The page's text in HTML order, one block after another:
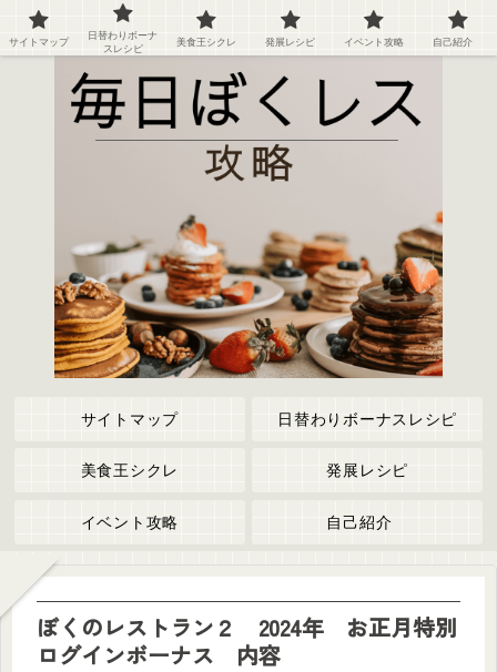
ぼくのレストラン２の攻略情報や記録など
サイトマップ 日替わりボーナスレシピ
美食王シクレ 発展レシピ
イベント攻略 自己紹介
ぼくのレストラン２ 2024年 お正月特別
ログインボーナス 内容
サイトマップ
日替わりボーナ
スレシピ
美食王シクレ 発展レシピ イベント攻略 自己紹介